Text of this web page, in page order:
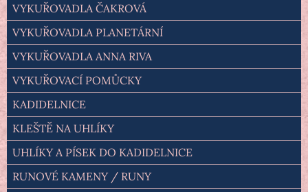
VYKUŘOVADLA ČAKROVÁ
VYKUŘOVADLA PLANETÁRNÍ
VYKUŘOVADLA ANNA RIVA
VYKUŘOVACÍ POMŮCKY
KADIDELNICE
KLEŠTĚ NA UHLÍKY
UHLÍKY A PÍSEK DO KADIDELNICE
RUNOVÉ KAMENY / RUNY